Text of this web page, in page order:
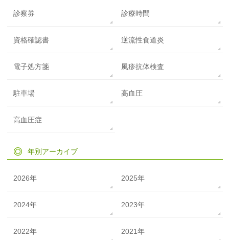
診察券 診療時間
資格確認書 逆流性食道炎
電子処方箋 風疹抗体検査
駐車場 高血圧
高血圧症
年別アーカイブ
2026年 2025年
2024年 2023年
2022年 2021年